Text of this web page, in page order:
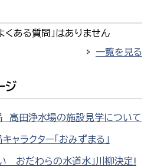
くある質問」はありません
一覧を見る
ジ
高田浄水場の施設見学について
ャラクター「おみずまる」
おだわらの水道水」川柳決定!